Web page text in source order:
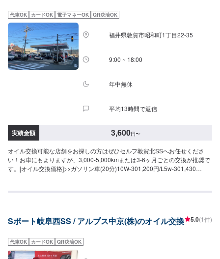
円(〜2,000cc)6,300円(〜2,500cc)7,000円(2,500cc～)○アポロステーションオ
イルSP/GF-6A(10W-30鉱物油)[単価：1,200円]----------参考価格----------3,600
円(軽自動車)4,200円(〜1,500cc)4,800円(〜2,000cc)5,400円(〜
2,500cc)6,000円(2,500cc～)○オイルフィルター2,200円～▶︎軽油車（ディー
ゼル車）○アポロステーションオイルディーゼルDL-1(5W-30高VI油)[単価：
1,700円]----------参考価格----------価格×使用数量○オイルフィルター3,300円～
▶︎その他価格・ドレインパッキン100円
代車OK カードOK 電子マネーOK QR決済OK
福井県敦賀市昭和町1丁目22-35
9:00 ~ 18:00
年中無休
平均13時間で返信
実績金額 3,600円〜
オイル交換可能な店舗をお探しの方はぜひセルフ敦賀北SSへお任せくださ
い！お車にもよりますが、3,000-5,000kmまたは3-6ヶ月ごとの交換が推奨で
す。[オイル交換価格]>>ガソリン車(20分)10W-301,200円/L5w-301,430
Sポート岐阜西SS / アルプス中京(株)のオイル交換 5.0(1件)
代車OK カードOK QR決済OK